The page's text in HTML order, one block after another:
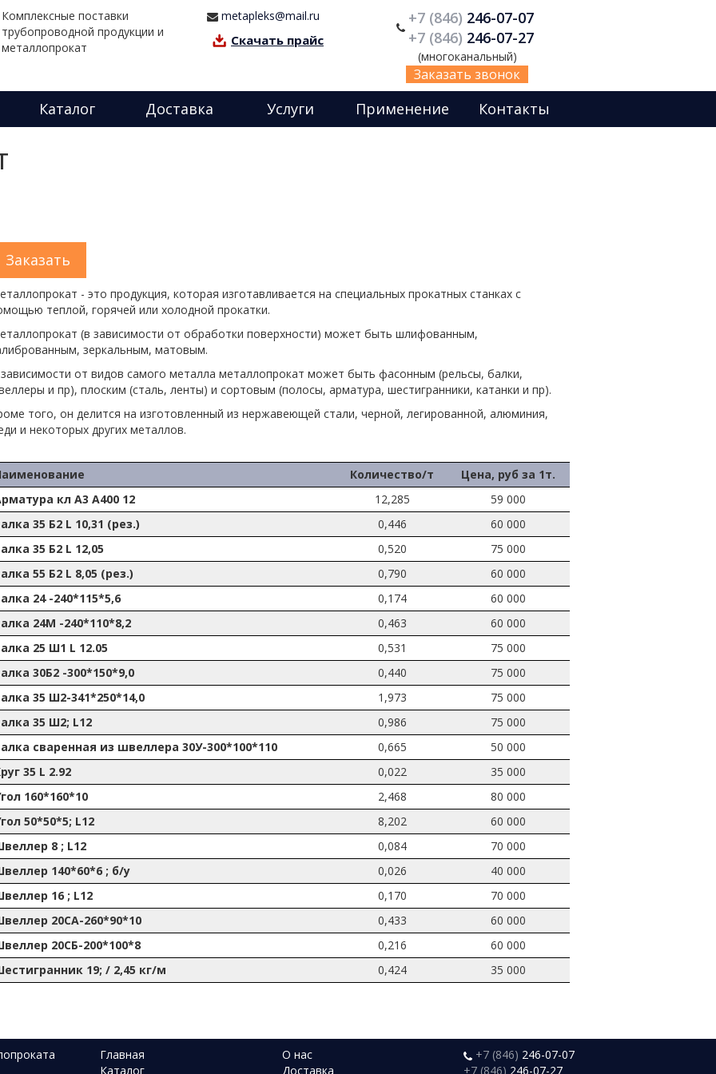
Комплексные поставки
трубопроводной продукции и
металлопрокат
+7 (846) 246-07-07
+7 (846) 246-07-27
(многоканальный)
Заказать звонок
metapleks@mail.ru
Скачать прайс
Каталог Доставка Услуги Применение Контакты
Заказать
- это продукция, которая изготавливается на специальных прокатных станках с
теплой, горячей или холодной прокатки.
(в зависимости от обработки поверхности) может быть шлифованным,
зеркальным, матовым.
от видов самого металла металлопрокат может быть фасонным (рельсы, балки,
и пр), плоским (сталь, ленты) и сортовым (полосы, арматура, шестигранники, катанки и пр).
того, он делится на изготовленный из нержавеющей стали, черной, легированной, алюминия,
и некоторых других металлов.
Количество/т
Цена, руб за 1т.
кл А3 А400 12
12,285
59 000
35 Б2 L 10,31 (рез.)
0,446
60 000
35 Б2 L 12,05
0,520
75 000
55 Б2 L 8,05 (рез.)
0,790
60 000
24 -240*115*5,6
0,174
60 000
24М -240*110*8,2
0,463
60 000
25 Ш1 L 12.05
0,531
75 000
30Б2 -300*150*9,0
0,440
75 000
35 Ш2-341*250*14,0
1,973
75 000
35 Ш2; L12
0,986
75 000
сваренная из швеллера 30У-300*100*110
0,665
50 000
35 L 2.92
0,022
35 000
160*160*10
2,468
80 000
50*50*5; L12
8,202
60 000
8 ; L12
0,084
70 000
140*60*6 ; б/у
0,026
40 000
16 ; L12
0,170
70 000
20СА-260*90*10
0,433
60 000
20СБ-200*100*8
0,216
60 000
19; / 2,45 кг/м
0,424 35 000
Главная
О нас
Каталог
Доставка
+7 (846) 246-07-07
+7 (846) 246-07-27